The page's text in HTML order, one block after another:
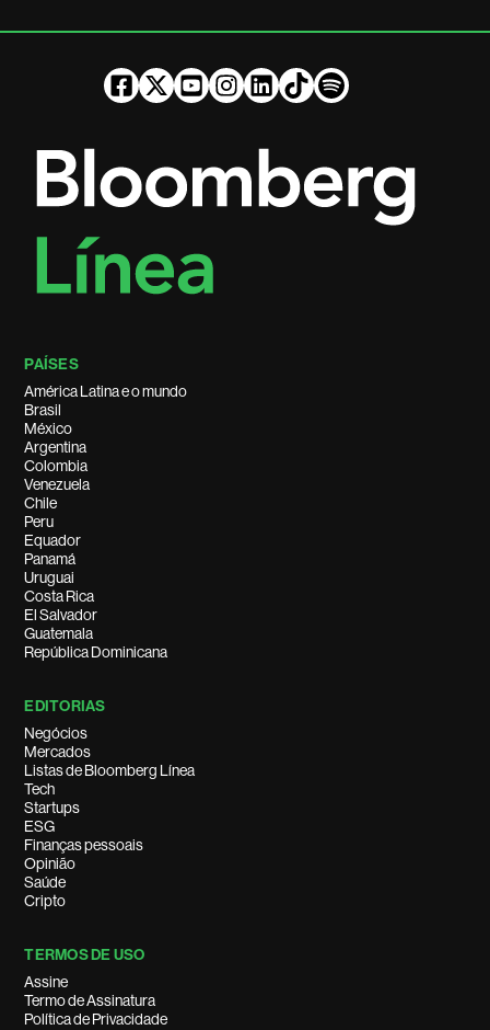
PAÍSES
América Latina e o mundo
Brasil
México
Argentina
Colombia
Venezuela
Chile
Peru
Equador
Panamá
Uruguai
Costa Rica
El Salvador
Guatemala
República Dominicana
EDITORIAS
Negócios
Mercados
Listas de Bloomberg Línea
Tech
Startups
ESG
Finanças pessoais
Opinião
Saúde
Cripto
TERMOS DE USO
Assine
Termo de Assinatura
Política de Privacidade